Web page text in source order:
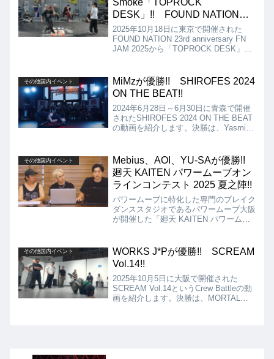
Smoke「TOPROCK
DESK」!! FOUND NATION
23rd anniversary FN JAM 2025!!
2025年10月18日に東京で開催された
FOUND NATION 23rd anniversary FN
JAM 2025から「TOPROCK DESK」と
が集まったバトルとなりましたが、結果
はBabylonの優勝となりました!!
その他国内イベント
MiMzが優勝!! SHIROFES 2024
ON THE BEAT!!
2024年6月28日～6月30日に青森で開催
されたSHIROFES 2024 ON THE BEAT
の動画を紹介します。決勝は、Yasmin
となりました!!
その他国内イベント
Mebius、AOI、YU-SAが優勝!!
廻天 KAITEN パワームーブオン
ラインコンテスト 2025 夏之陣!!
パワームーブに特化した専門のブレイク
ダンススタジオであるパワームーブ大阪
が開催した「廻天 KAITEN パワームー
門がYU-SA、U15部門がAOI、一般部門
がMebiusとなりました!!
その他国内イベント
WORKS J*Pが優勝!! SCREAM
Vol.14!!
2025年10月5日に大阪で開催された
SCREAM Vol.14というCrew Battleの動
画を紹介します。決勝は、MORTAL